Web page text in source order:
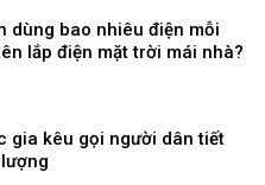
dùng bao nhiêu điện mỗi
lắp điện mặt trời mái nhà?
gia kêu gọi người dân tiết